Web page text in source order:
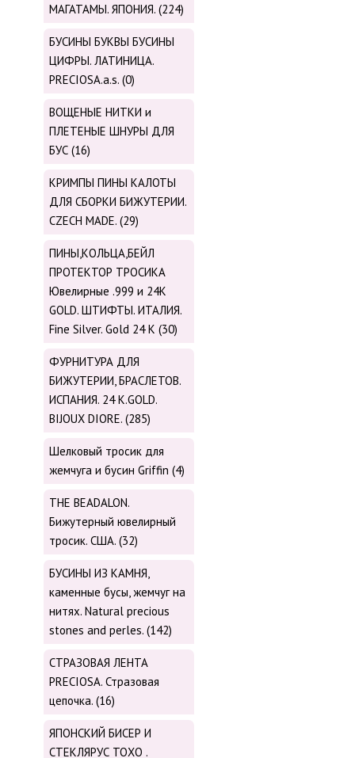
МАГАТАМЫ. ЯПОНИЯ. (224)
БУСИНЫ БУКВЫ БУСИНЫ
ЦИФРЫ. ЛАТИНИЦА.
PRECIOSA.a.s. (0)
ВОЩЕНЫЕ НИТКИ и
ПЛЕТЕНЫЕ ШНУРЫ ДЛЯ
БУС (16)
КРИМПЫ ПИНЫ КАЛОТЫ
ДЛЯ СБОРКИ БИЖУТЕРИИ.
CZECH MADE. (29)
ПИНЫ,КОЛЬЦА,БЕЙЛ
ПРОТЕКТОР ТРОСИКА
Ювелирные .999 и 24К
GOLD. ШТИФТЫ. ИТАЛИЯ.
Fine Silver. Gold 24 K (30)
ФУРНИТУРА ДЛЯ
БИЖУТЕРИИ, БРАСЛЕТОВ.
ИСПАНИЯ. 24 K.GOLD.
BIJOUX DIORE. (285)
Шелковый тросик для
жемчуга и бусин Griffin (4)
THE BEADALON.
Бижутерный ювелирный
тросик. США. (32)
БУСИНЫ ИЗ КАМНЯ,
каменные бусы, жемчуг на
нитях. Natural precious
stones and perles. (142)
СТРАЗОВАЯ ЛЕНТА
PRECIOSA. Стразовая
цепочка. (16)
ЯПОНСКИЙ БИСЕР И
СТЕКЛЯРУС TOХО .